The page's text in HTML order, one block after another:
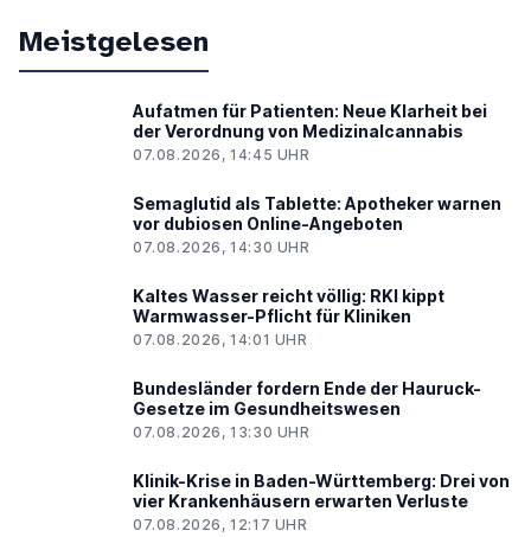
Meistgelesen
Aufatmen für Patienten: Neue Klarheit bei
der Verordnung von Medizinalcannabis
07.08.2026, 14:45 UHR
Semaglutid als Tablette: Apotheker warnen
vor dubiosen Online-Angeboten
07.08.2026, 14:30 UHR
Kaltes Wasser reicht völlig: RKI kippt
Warmwasser-Pflicht für Kliniken
07.08.2026, 14:01 UHR
Bundesländer fordern Ende der Hauruck-
Gesetze im Gesundheitswesen
07.08.2026, 13:30 UHR
Klinik-Krise in Baden-Württemberg: Drei von
vier Krankenhäusern erwarten Verluste
07.08.2026, 12:17 UHR